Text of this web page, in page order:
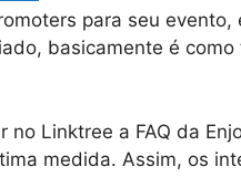
para seu evento,
basicamente é
Linktree a FAQ da
medida. Assim, os